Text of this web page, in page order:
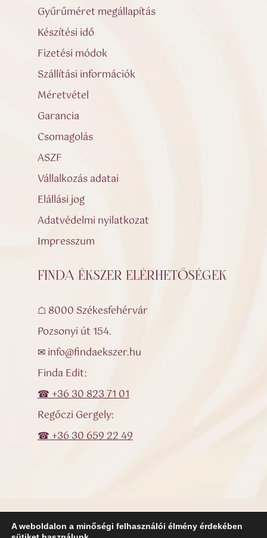
Gyűrűméret megállapítás
Készítési idő
Fizetési módok
Szállítási információk
Méretvétel
Garancia
Csomagolás
ASZF
Vállalkozás adatai
Elállási jog
Adatvédelmi nyilatkozat
Impresszum
FINDA ÉKSZER ELÉRHETŐSÉGEK
☖ 8000 Székesfehérvár
Pozsonyi út 154.
✉ info@findaekszer.hu
Finda Edit:
☎ +36 30 823 71 01
Regőczi Gergely:
☎ +36 30 659 22 49
A weboldalon a minőségi felhasználói élmény érdekében